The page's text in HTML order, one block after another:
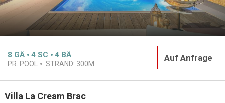
8 GÄ 4 SC 4 BÄ
PR. POOL STRAND: 300M
Auf Anfrage
Villa La Cream Brac